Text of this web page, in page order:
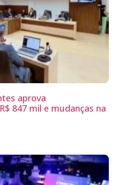
aprova
847 mil e mudanças na